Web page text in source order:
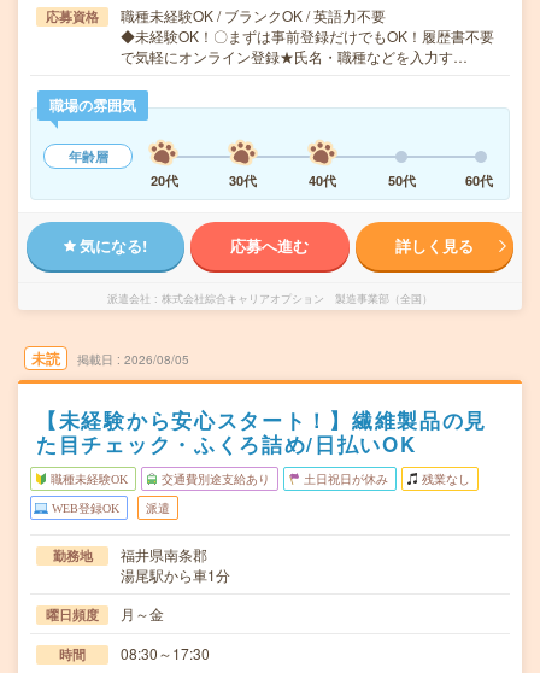
応募資格
職種未経験OK / ブランクOK / 英語力不要
◆未経験OK！〇まずは事前登録だけでもOK！履歴書不要
で気軽にオンライン登録★氏名・職種などを入力す…
職場の雰囲気
年齢層
20代
30代 40代 50代 60代
気になる! 応募へ進む 詳しく見る
派遣会社 株式会社綜合キャリアオプション 製造事業部（全国）
未読 掲載日 2026/08/05
【未経験から安心スタート！】繊維製品の見
た目チェック・ふくろ詰め/日払いOK
職種未経験OK 交通費別途支給あり 土日祝日が休み 残業なし
WEB登録OK 派遣
勤務地
福井県南条郡
湯尾駅から車1分
曜日頻度 月～金
時間 08:30～17:30